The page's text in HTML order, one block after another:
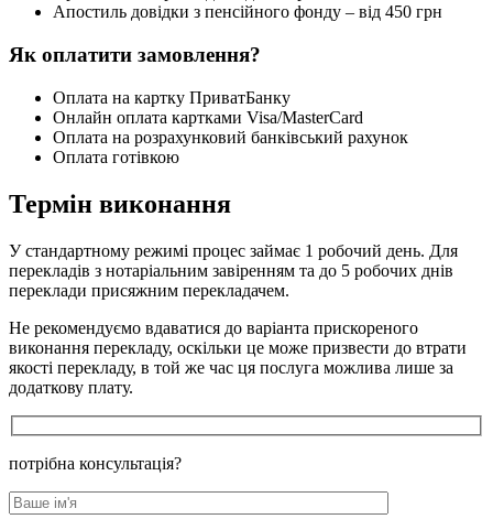
Апостиль довідки з пенсійного фонду – від 450 грн
Як оплатити замовлення?
Оплата на картку ПриватБанку
Онлайн оплата картками Visa/MasterCard
Оплата на розрахунковий банківський рахунок
Оплата готівкою
Термін виконання
У стандартному режимі процес займає 1 робочий день. Для
перекладів з нотаріальним завіренням та до 5 робочих днів
переклади присяжним перекладачем.
Не рекомендуємо вдаватися до варіанта прискореного
виконання перекладу, оскільки це може призвести до втрати
якості перекладу, в той же час ця послуга можлива лише за
додаткову плату.
потрібна консультація?